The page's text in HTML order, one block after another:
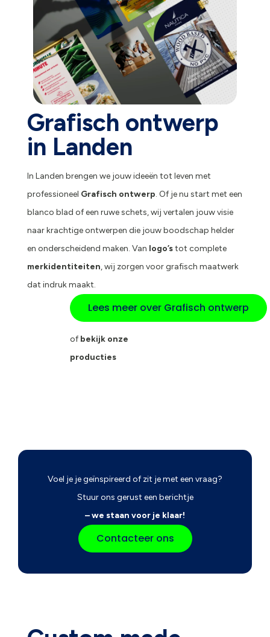
Grafisch ontwerp
in Landen
In Landen brengen we jouw ideeën tot leven met
professioneel Grafisch ontwerp. Of je nu start met een
blanco blad of een ruwe schets, wij vertalen jouw visie
naar krachtige ontwerpen die jouw boodschap helder
en onderscheidend maken. Van logo’stot complete
merkidentiteiten, wij zorgen voor grafisch maatwerk
dat indruk maakt.
Lees meer over Grafisch ontwerp
ofbekijk onze
producties
Voel je je geïnspireerd of zit je met een vraag?
Stuur ons gerust een berichtje
– we staan voor je klaar!
Contacteer ons